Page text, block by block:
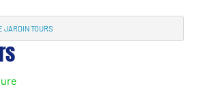
JARDIN TOURS